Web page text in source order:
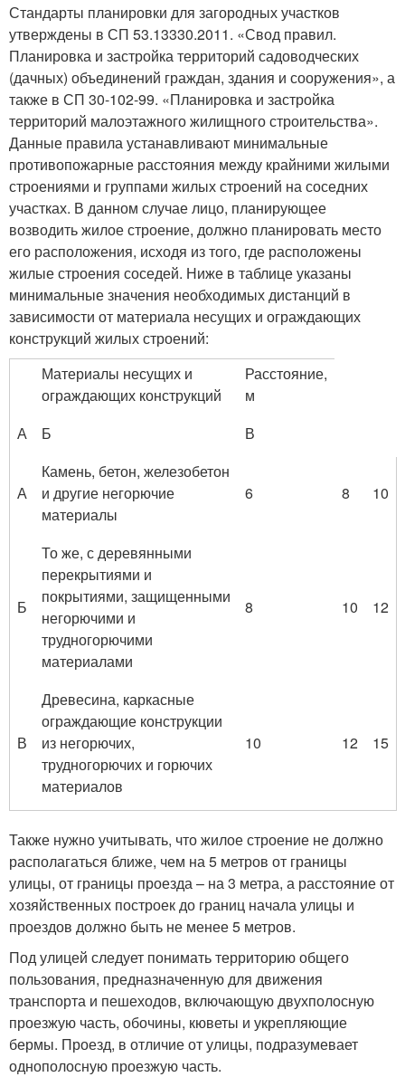
Стандарты планировки для загородных участков
утверждены в СП 53.13330.2011. «Свод правил.
Планировка и застройка территорий садоводческих
(дачных) объединений граждан, здания и сооружения», а
также в СП 30-102-99. «Планировка и застройка
территорий малоэтажного жилищного строительства».
Данные правила устанавливают минимальные
противопожарные расстояния между крайними жилыми
строениями и группами жилых строений на соседних
участках. В данном случае лицо, планирующее
возводить жилое строение, должно планировать место
его расположения, исходя из того, где расположены
жилые строения соседей. Ниже в таблице указаны
минимальные значения необходимых дистанций в
зависимости от материала несущих и ограждающих
конструкций жилых строений:
Материалы несущих и
ограждающих конструкций
Расстояние,
м
А
Б В
А
Камень, бетон, железобетон
и другие негорючие
материалы
6 8 10
Б
То же, с деревянными
перекрытиями и
покрытиями, защищенными
негорючими и
трудногорючими
материалами
8 10 12
В
Древесина, каркасные
ограждающие конструкции
из негорючих,
трудногорючих и горючих
материалов
10 12 15
Также нужно учитывать, что жилое строение не должно
располагаться ближе, чем на 5 метров от границы
улицы, от границы проезда – на 3 метра, а расстояние от
хозяйственных построек до границ начала улицы и
проездов должно быть не менее 5 метров.
Под улицей следует понимать территорию общего
пользования, предназначенную для движения
транспорта и пешеходов, включающую двухполосную
проезжую часть, обочины, кюветы и укрепляющие
бермы. Проезд, в отличие от улицы, подразумевает
однополосную проезжую часть.